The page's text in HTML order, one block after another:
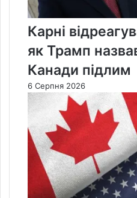
Карні
як Трамп
Канади підлим
6 Серпня 2026